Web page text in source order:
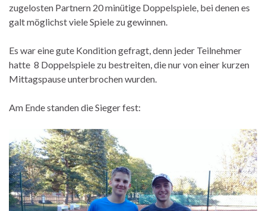
zugelosten Partnern 20 minütige Doppelspiele, bei denen es
galt möglichst viele Spiele zu gewinnen.
Es war eine gute Kondition gefragt, denn jeder Teilnehmer
hatte 8 Doppelspiele zu bestreiten, die nur von einer kurzen
Mittagspause unterbrochen wurden.
Am Ende standen die Sieger fest: